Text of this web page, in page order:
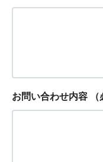
お問い合わせ内容